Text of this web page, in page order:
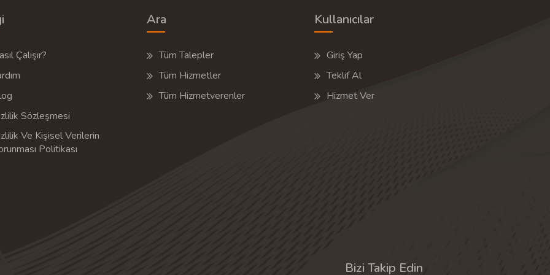
Çalışır?
Sözleşmesi
Ve Kişisel Verilerin
Politikası
Ara
Tüm Talepler
Tüm Hizmetler
Tüm Hizmetverenler
Kullanıcılar
Giriş Yap
Teklif Al
Hizmet Ver
Bizi Takip Edin